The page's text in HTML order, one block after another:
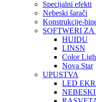
Specijalni efekti
Nebeski šarači
Konstrukcije-
SOFTWERI
HUIDU
LINSN
Color
Nova Star
UPUSTVA
LED